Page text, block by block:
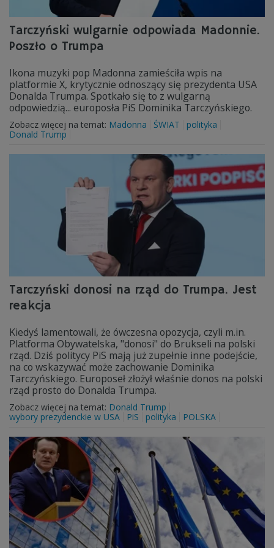
Tarczyński wulgarnie odpowiada Madonnie.
Poszło o Trumpa
Ikona muzyki pop Madonna zamieściła wpis na
platformie X, krytycznie odnoszący się prezydenta USA
Donalda Trumpa. Spotkało się to z wulgarną
odpowiedzią... europosła PiS Dominika Tarczyńskiego.
Zobacz więcej na temat: Madonna ŚWIAT
polityka
Donald Trump
Tarczyński donosi na rząd do Trumpa. Jest
reakcja
Kiedyś lamentowali, że ówczesna opozycja, czyli m.in.
Platforma Obywatelska, "donosi" do Brukseli na polski
rząd. Dziś politycy PiS mają już zupełnie inne podejście,
na co wskazywać może zachowanie Dominika
Tarczyńskiego. Europoseł złożył właśnie donos na polski
rząd prosto do Donalda Trumpa.
Zobacz więcej na temat: Donald Trump
wybory prezydenckie w USA
PiS polityka POLSKA